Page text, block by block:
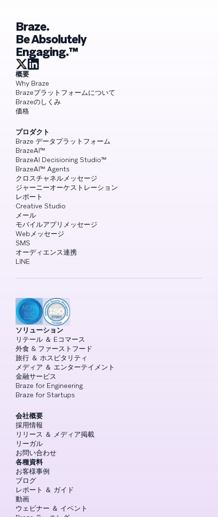
Braze.
Be Absolutely
Engaging.™
概要
Why Braze
Brazeプラットフォームについて
Brazeのしくみ
価格
プロダクト
Braze データプラットフォーム
BrazeAI™
BrazeAI Decisioning Studio™
BrazeAI™ Agents
クロスチャネルメッセージ
ジャーニーオーケストレーション
レポート
Creative Studio
メール
モバイルアプリメッセージ
Webメッセージ
SMS
オーディエンス連携
LINE
ソリューション
リテール ＆ Eコマース
外食 & ファーストフード
旅行 ＆ ホスピタリティ
メディア ＆ エンターテイメント
金融サービス
Braze for Engineering
Braze for Startups
会社概要
採用情報
リリース ＆ メディア掲載
リーガル
お問い合わせ
各種資料
お客様事例
ブログ
レポート ＆ ガイド
動画
ウェビナー ＆ イベント